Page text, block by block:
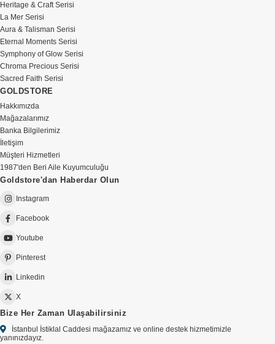
Heritage & Craft Serisi
La Mer Serisi
Aura & Talisman Serisi
Eternal Moments Serisi
Symphony of Glow Serisi
Chroma Precious Serisi
Sacred Faith Serisi
GOLDSTORE
Hakkımızda
Mağazalarımız
Banka Bilgilerimiz
İletişim
Müşteri Hizmetleri
1987'den Beri Aile Kuyumculuğu
Goldstore'dan Haberdar Olun
Instagram
Facebook
Youtube
Pinterest
Linkedin
X
Bize Her Zaman Ulaşabilirsiniz
İstanbul İstiklal Caddesi mağazamız ve online destek hizmetimizle
yanınızdayız.